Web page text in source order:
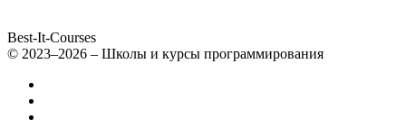
Best-It-Courses
© 2023–2026 – Школы и курсы программирования